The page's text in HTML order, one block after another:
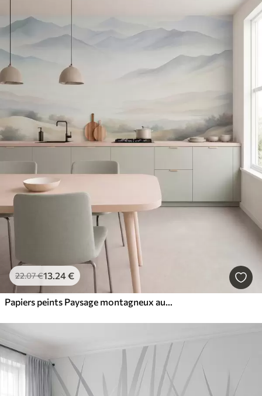
22.07€13.24€
Papiers peints Paysage montagneux aux reliefs variés